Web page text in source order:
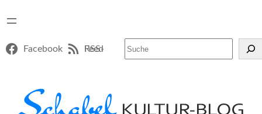
Facebook RSS-Feed